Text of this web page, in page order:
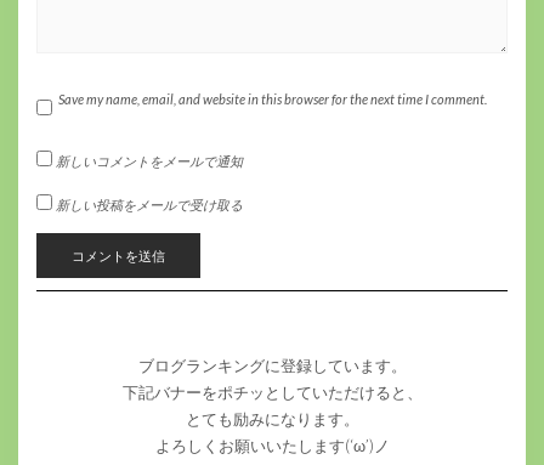
Save my name, email, and website in this browser for the next time I comment.
新しいコメントをメールで通知
新しい投稿をメールで受け取る
ブログランキングに登録しています。
下記バナーをポチッとしていただけると、
とても励みになります。
よろしくお願いいたします(‘ω’)ノ